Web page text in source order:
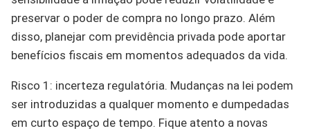
preservar o poder de compra no longo prazo. Além
disso, planejar com previdência privada pode aportar
benefícios fiscais em momentos adequados da vida.
Risco 1: incerteza regulatória. Mudanças na lei podem
ser introduzidas a qualquer momento e dumpedadas
em curto espaço de tempo. Fique atento a novas